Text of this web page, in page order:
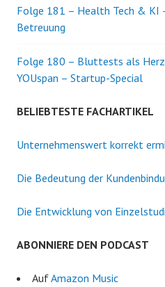
Folge 181 – Health Tech & KI
Betreuung
Folge 180 – Bluttests als
YOUspan – Startup-Special
BELIEBTESTE FACHARTIKEL
Unternehmenswert korrekt
Die Bedeutung der
Die Entwicklung von
ABONNIERE DEN PODCAST
AufAmazon Music